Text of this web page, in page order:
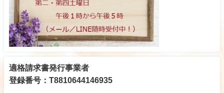
適格請求書発行事業者
登録番号：T8810644146935